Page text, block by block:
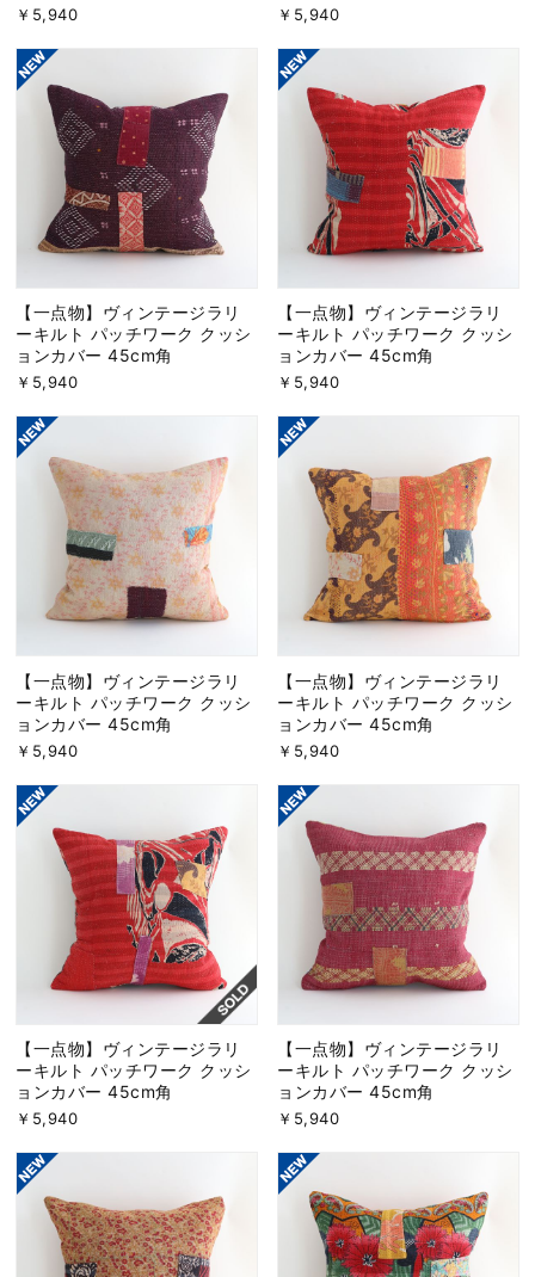
￥5,940 ￥5,940
【一点物】ヴィンテージラリ
ーキルト パッチワーク クッシ
ョンカバー 45cm角
￥5,940
【一点物】ヴィンテージラリ
ーキルト パッチワーク クッシ
ョンカバー 45cm角
￥5,940
【一点物】ヴィンテージラリ
ーキルト パッチワーク クッシ
ョンカバー 45cm角
￥5,940
【一点物】ヴィンテージラリ
ーキルト パッチワーク クッシ
ョンカバー 45cm角
￥5,940
【一点物】ヴィンテージラリ
ーキルト パッチワーク クッシ
ョンカバー 45cm角
￥5,940
【一点物】ヴィンテージラリ
ーキルト パッチワーク クッシ
ョンカバー 45cm角
￥5,940